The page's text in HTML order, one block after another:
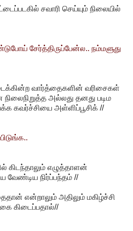
சவாரி செய்யும் நிலையில்
சேர்த்திருப்பேன்ல.. நம்மளுது
வார்த்தைகளின் வரிசைகள்
அல்லது தனது படிம
கவர்ச்சியை அள்ளிப்பூசிக் //
கிடந்தாலும் எழுத்தாளன்
வேண்டிய நிர்ப்பந்தம் //
என்றாலும் அதிலும் மகிழ்ச்சி
கிடைப்பதால்//